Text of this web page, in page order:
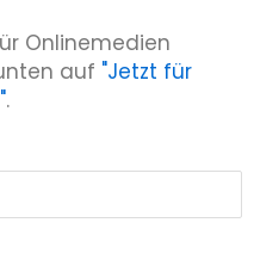
Onlinemedien
auf "Jetzt für
.